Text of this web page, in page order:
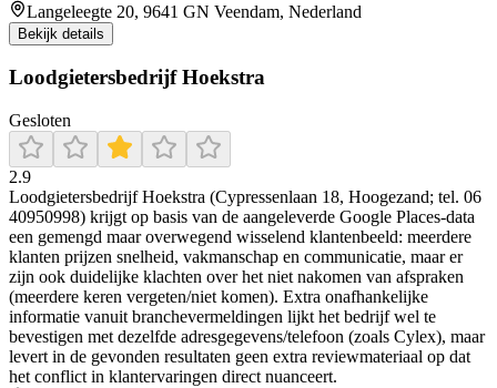
Langeleegte 20, 9641 GN Veendam, Nederland
Bekijk details
Loodgietersbedrijf Hoekstra
Gesloten
2.9
Loodgietersbedrijf Hoekstra (Cypressenlaan 18, Hoogezand; tel. 06
40950998) krijgt op basis van de aangeleverde Google Places-data
een gemengd maar overwegend wisselend klantenbeeld: meerdere
klanten prijzen snelheid, vakmanschap en communicatie, maar er
zijn ook duidelijke klachten over het niet nakomen van afspraken
(meerdere keren vergeten/niet komen). Extra onafhankelijke
informatie vanuit branchevermeldingen lijkt het bedrijf wel te
bevestigen met dezelfde adresgegevens/telefoon (zoals Cylex), maar
levert in de gevonden resultaten geen extra reviewmateriaal op dat
het conflict in klantervaringen direct nuanceert.